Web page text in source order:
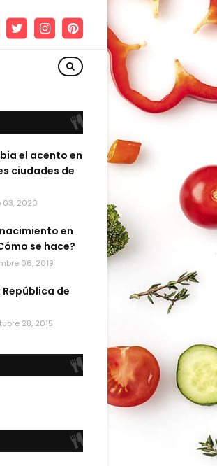
el acento en
ciudades de
03, 2020
en
se hace?
06, 2019
de
28, 2015